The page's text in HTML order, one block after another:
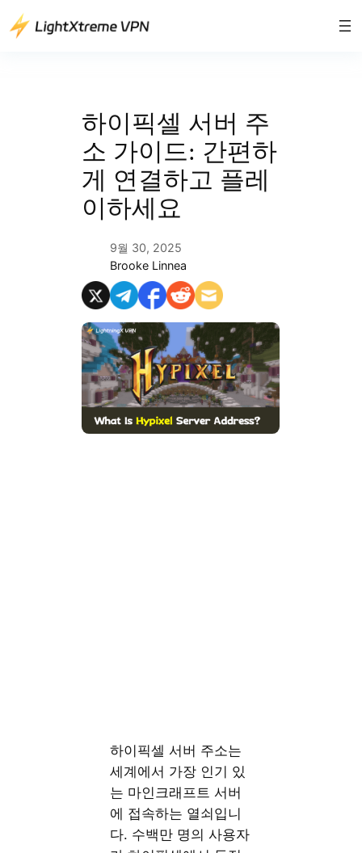
텐
하이픽셀 서버 주
소 가이드: 간편하
게 연결하고 플레
이하세요
9월 30, 2025
Brooke Linnea
하이픽셀 서버 주소는
세계에서 가장 인기 있
는 마인크래프트 서버
에 접속하는 열쇠입니
다. 수백만 명의 사용자